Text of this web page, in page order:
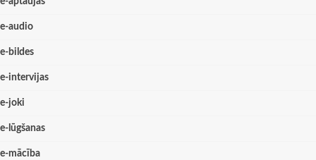
e-audio
e-bildes
e-intervijas
e-joki
e-lūgšanas
e-mācība